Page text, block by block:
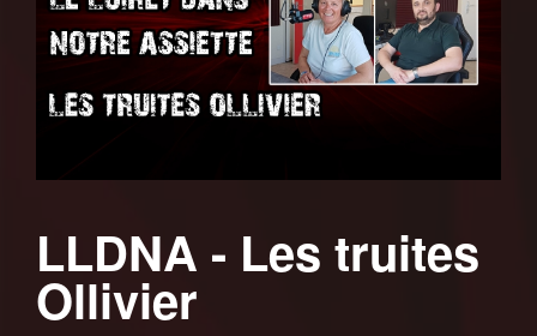
LLDNA - Les truites
Ollivier